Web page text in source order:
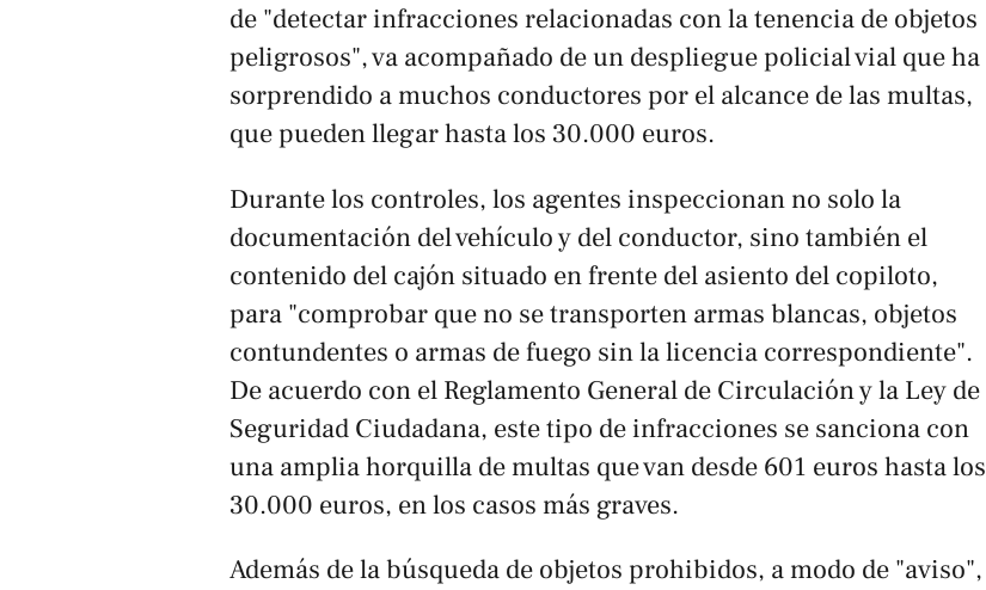
de "detectar infracciones relacionadas con la tenencia de objetos
peligrosos", va acompañado de un despliegue policial vial que ha
sorprendido a muchos conductores por el alcance de las multas,
que pueden llegar hasta los 30.000 euros.
Durante los controles, los agentes inspeccionan no solo la
documentación del vehículo y del conductor, sino también el
contenido del cajón situado en frente del asiento del copiloto,
para "comprobar que no se transporten armas blancas, objetos
contundentes o armas de fuego sin la licencia correspondiente".
De acuerdo con el Reglamento General de Circulación y la Ley de
Seguridad Ciudadana, este tipo de infracciones se sanciona con
una amplia horquilla de multas que van desde 601 euros hasta los
30.000 euros, en los casos más graves.
Además de la búsqueda de objetos prohibidos, a modo de "aviso",